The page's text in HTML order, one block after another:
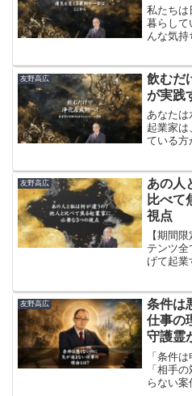
私たちは
暮らして
んな気
る気がな
うな感
分の運も
に感じ
て、あな
返ってみ
友野高広
飲むだ
が実践
あなたは
起業家
ている方
できて
が私た
えてい
ブな思考
とで浄
できます
のエネル
す。
友野高広
あの人
比べて
視点
【期間
テンツ
げて起業
ン素材▶️
サ...
友野高広
条件は
仕事の
守護霊
ン
「条件
「相手
らない